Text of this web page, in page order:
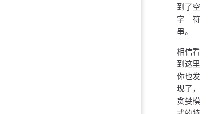
到了空
字符
串。
相信看
到这里
你也发
现了，
贪婪模